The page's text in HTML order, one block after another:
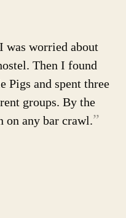
was worried about
Then I found
Pigs and spent three
groups. By the
on any bar crawl.”